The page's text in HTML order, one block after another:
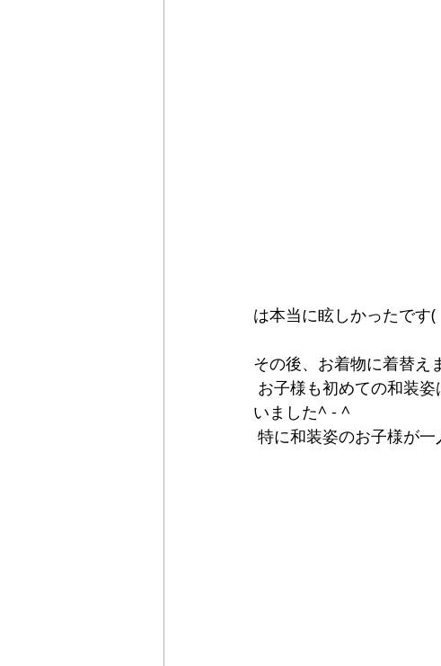
は本当に眩しかったです(
その後、お着物に着替え
いました^ - ^
特に和装姿のお子様が